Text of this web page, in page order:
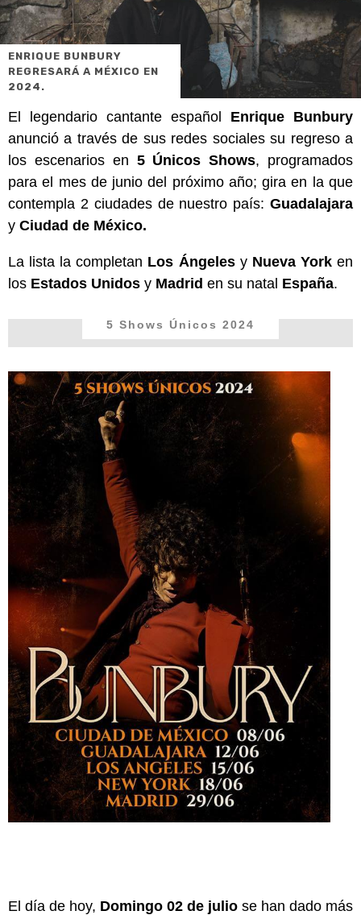
ENRIQUE BUNBURY
REGRESARÁ A MÉXICO EN
2024.
El legendario cantante español Enrique Bunbury
anunció a través de sus redes sociales su regreso a
los escenarios en 5 Únicos Shows, programados
para el mes de junio del próximo año; gira en la que
contempla 2 ciudades de nuestro país: Guadalajara
y Ciudad de México.
La lista la completan Los Ángelesy Nueva Yorken
los Estados Unidos y Madrid en su natal España.
5 Shows Únicos 2024
El día de hoy, Domingo 02 de julio se han dado más